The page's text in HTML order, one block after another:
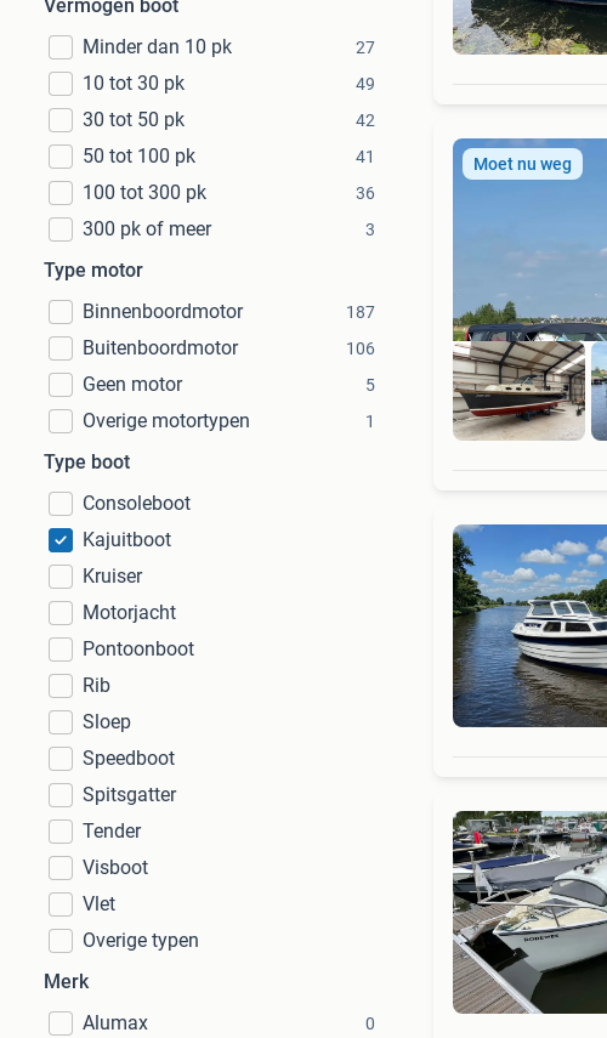
Vermogen boot
Minder dan 10 pk
27
10 tot 30 pk 49
30 tot 50 pk 42
50 tot 100 pk 41
100 tot 300 pk 36
300 pk of meer 3
Type motor
Binnenboordmotor
187
Buitenboordmotor 106
Geen motor 5
Overige motortypen 1
Type boot
Consoleboot
Kajuitboot
Kruiser
Motorjacht
Pontoonboot
Rib
Sloep
Speedboot
Spitsgatter
Tender
Visboot
Vlet
Overige typen
Merk
Alumax
0
Moet nu weg